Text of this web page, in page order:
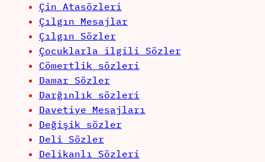
Çin Atasözleri
Çılgın Mesajlar
Çılgın Sözler
Çocuklarla ilgili Sözler
Cömertlik sözleri
Damar Sözler
Darğınlık sözleri
Davetiye Mesajları
Değişik sözler
Deli Sözler
Delikanlı Sözleri